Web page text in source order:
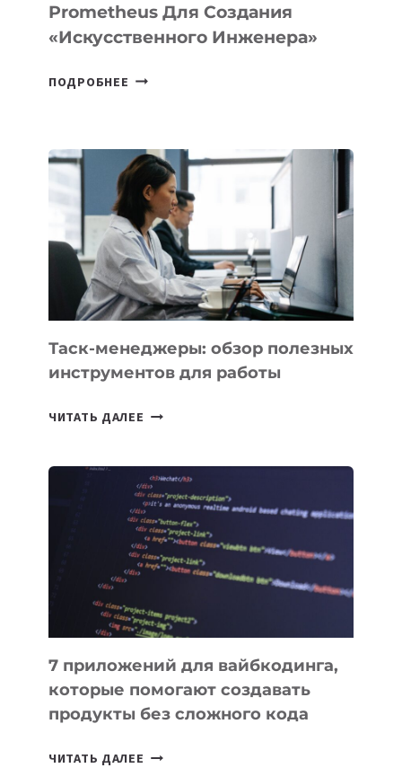
Prometheus Для Создания
«искусственного Инженера»
ПОДРОБНЕЕ ДЖЕФФ
PROMETHEUS
ДЛЯ
СОЗДАНИЯ
«ИСКУССТВЕННОГО
ИНЖЕНЕРА»
Таск-менеджеры: обзор полезных
инструментов для работы
ЧИТАТЬ ДАЛЕЕ ТАСК-
ПОЛЕЗНЫХ
ИНСТРУМЕНТОВ
ДЛЯ
РАБОТЫ
7 приложений для вайбкодинга,
которые помогают создавать
продукты без сложного кода
ЧИТАТЬ ДАЛЕЕ